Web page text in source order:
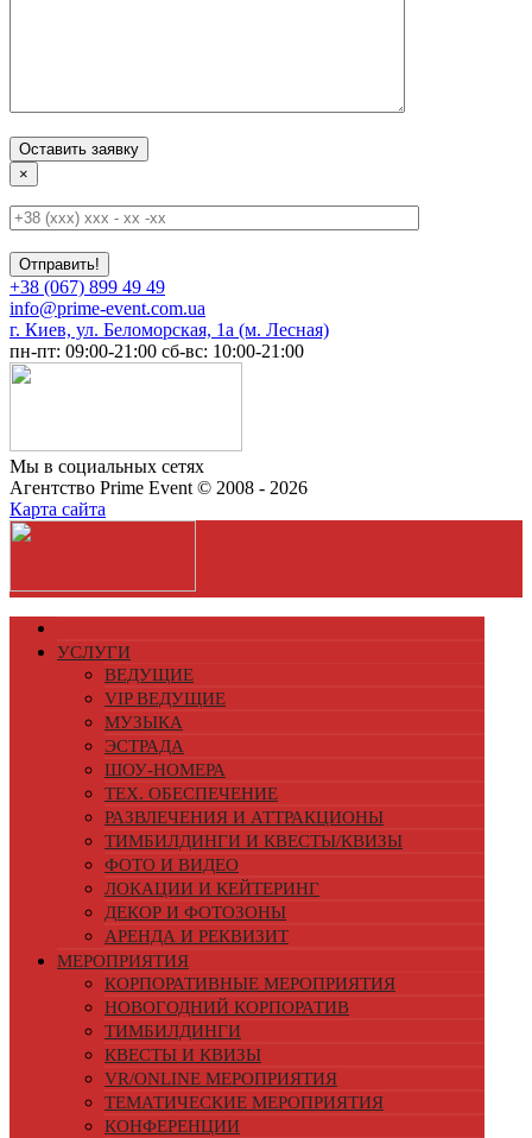
×
+38 (067) 899 49 49
info@prime-event.com.ua
г. Киев, ул. Беломорская, 1а (м. Лесная)
пн-пт: 09:00-21:00 сб-вс: 10:00-21:00
Мы в социальных сетях
Агентство Prime Event © 2008 - 2026
Карта сайта
УСЛУГИ
ВЕДУЩИЕ
VIP ВЕДУЩИЕ
МУЗЫКА
ЭСТРАДА
ШОУ-НОМЕРА
ТЕХ. ОБЕСПЕЧЕНИЕ
РАЗВЛЕЧЕНИЯ И АТТРАКЦИОНЫ
ТИМБИЛДИНГИ И КВЕСТЫ/КВИЗЫ
ФОТО И ВИДЕО
ЛОКАЦИИ И КЕЙТЕРИНГ
ДЕКОР И ФОТОЗОНЫ
АРЕНДА И РЕКВИЗИТ
МЕРОПРИЯТИЯ
КОРПОРАТИВНЫЕ МЕРОПРИЯТИЯ
НОВОГОДНИЙ КОРПОРАТИВ
ТИМБИЛДИНГИ
КВЕСТЫ И КВИЗЫ
VR/ONLINE МЕРОПРИЯТИЯ
ТЕМАТИЧЕСКИЕ МЕРОПРИЯТИЯ
КОНФЕРЕНЦИИ